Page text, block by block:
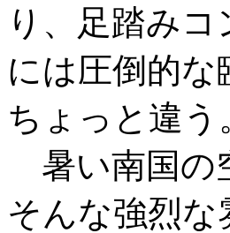
り、足踏み
には圧倒的
ちょっと違
暑い南国の
そんな強烈